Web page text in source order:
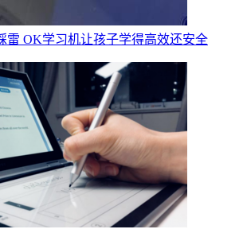
雷 OK学习机让孩子学得高效还安全